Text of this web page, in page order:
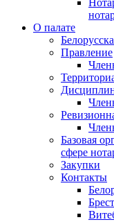
О палате
Правление
Базовая
сфере
Закупки
Контакты